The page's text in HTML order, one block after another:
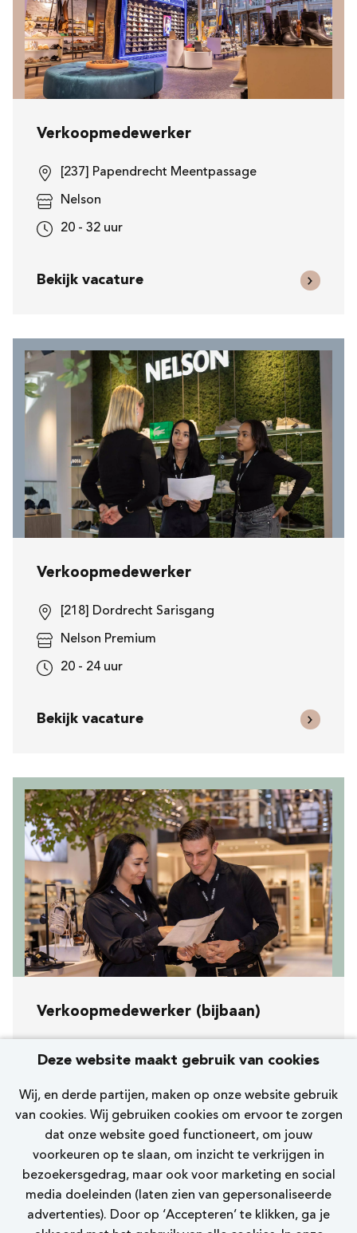
Deze website maakt gebruik van cookies
Wij, en derde partijen, maken op onze website gebruik
van cookies. Wij gebruiken cookies om ervoor te zorgen
dat onze website goed functioneert, om jouw
voorkeuren op te slaan, om inzicht te verkrijgen in
bezoekersgedrag, maar ook voor marketing en social
media doeleinden (laten zien van gepersonaliseerde
advertenties). Door op ‘Accepteren’ te klikken, ga je
Verkoopmedewerker
[237] Papendrecht Meentpassage
Nelson
20 - 32 uur
Bekijk vacature
Verkoopmedewerker
[218] Dordrecht Sarisgang
Nelson Premium
20 - 24 uur
Bekijk vacature
Verkoopmedewerker (bijbaan)
Nelson
0 - 12 uur
Bekijk vacature